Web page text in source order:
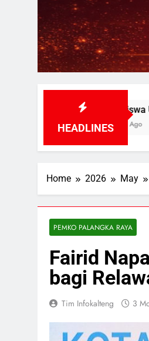
HEADLINES
Mahasiswa UPR Titip Tujuh
23 Hours Ago
Home 2026 May
PEMKO PALANGKA RAYA
Fairid
bagi
Tim Infokalteng 3